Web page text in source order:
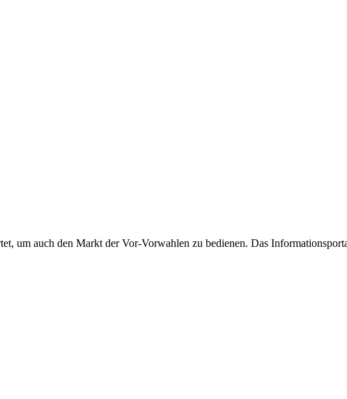
um auch den Markt der Vor-Vorwahlen zu bedienen. Das